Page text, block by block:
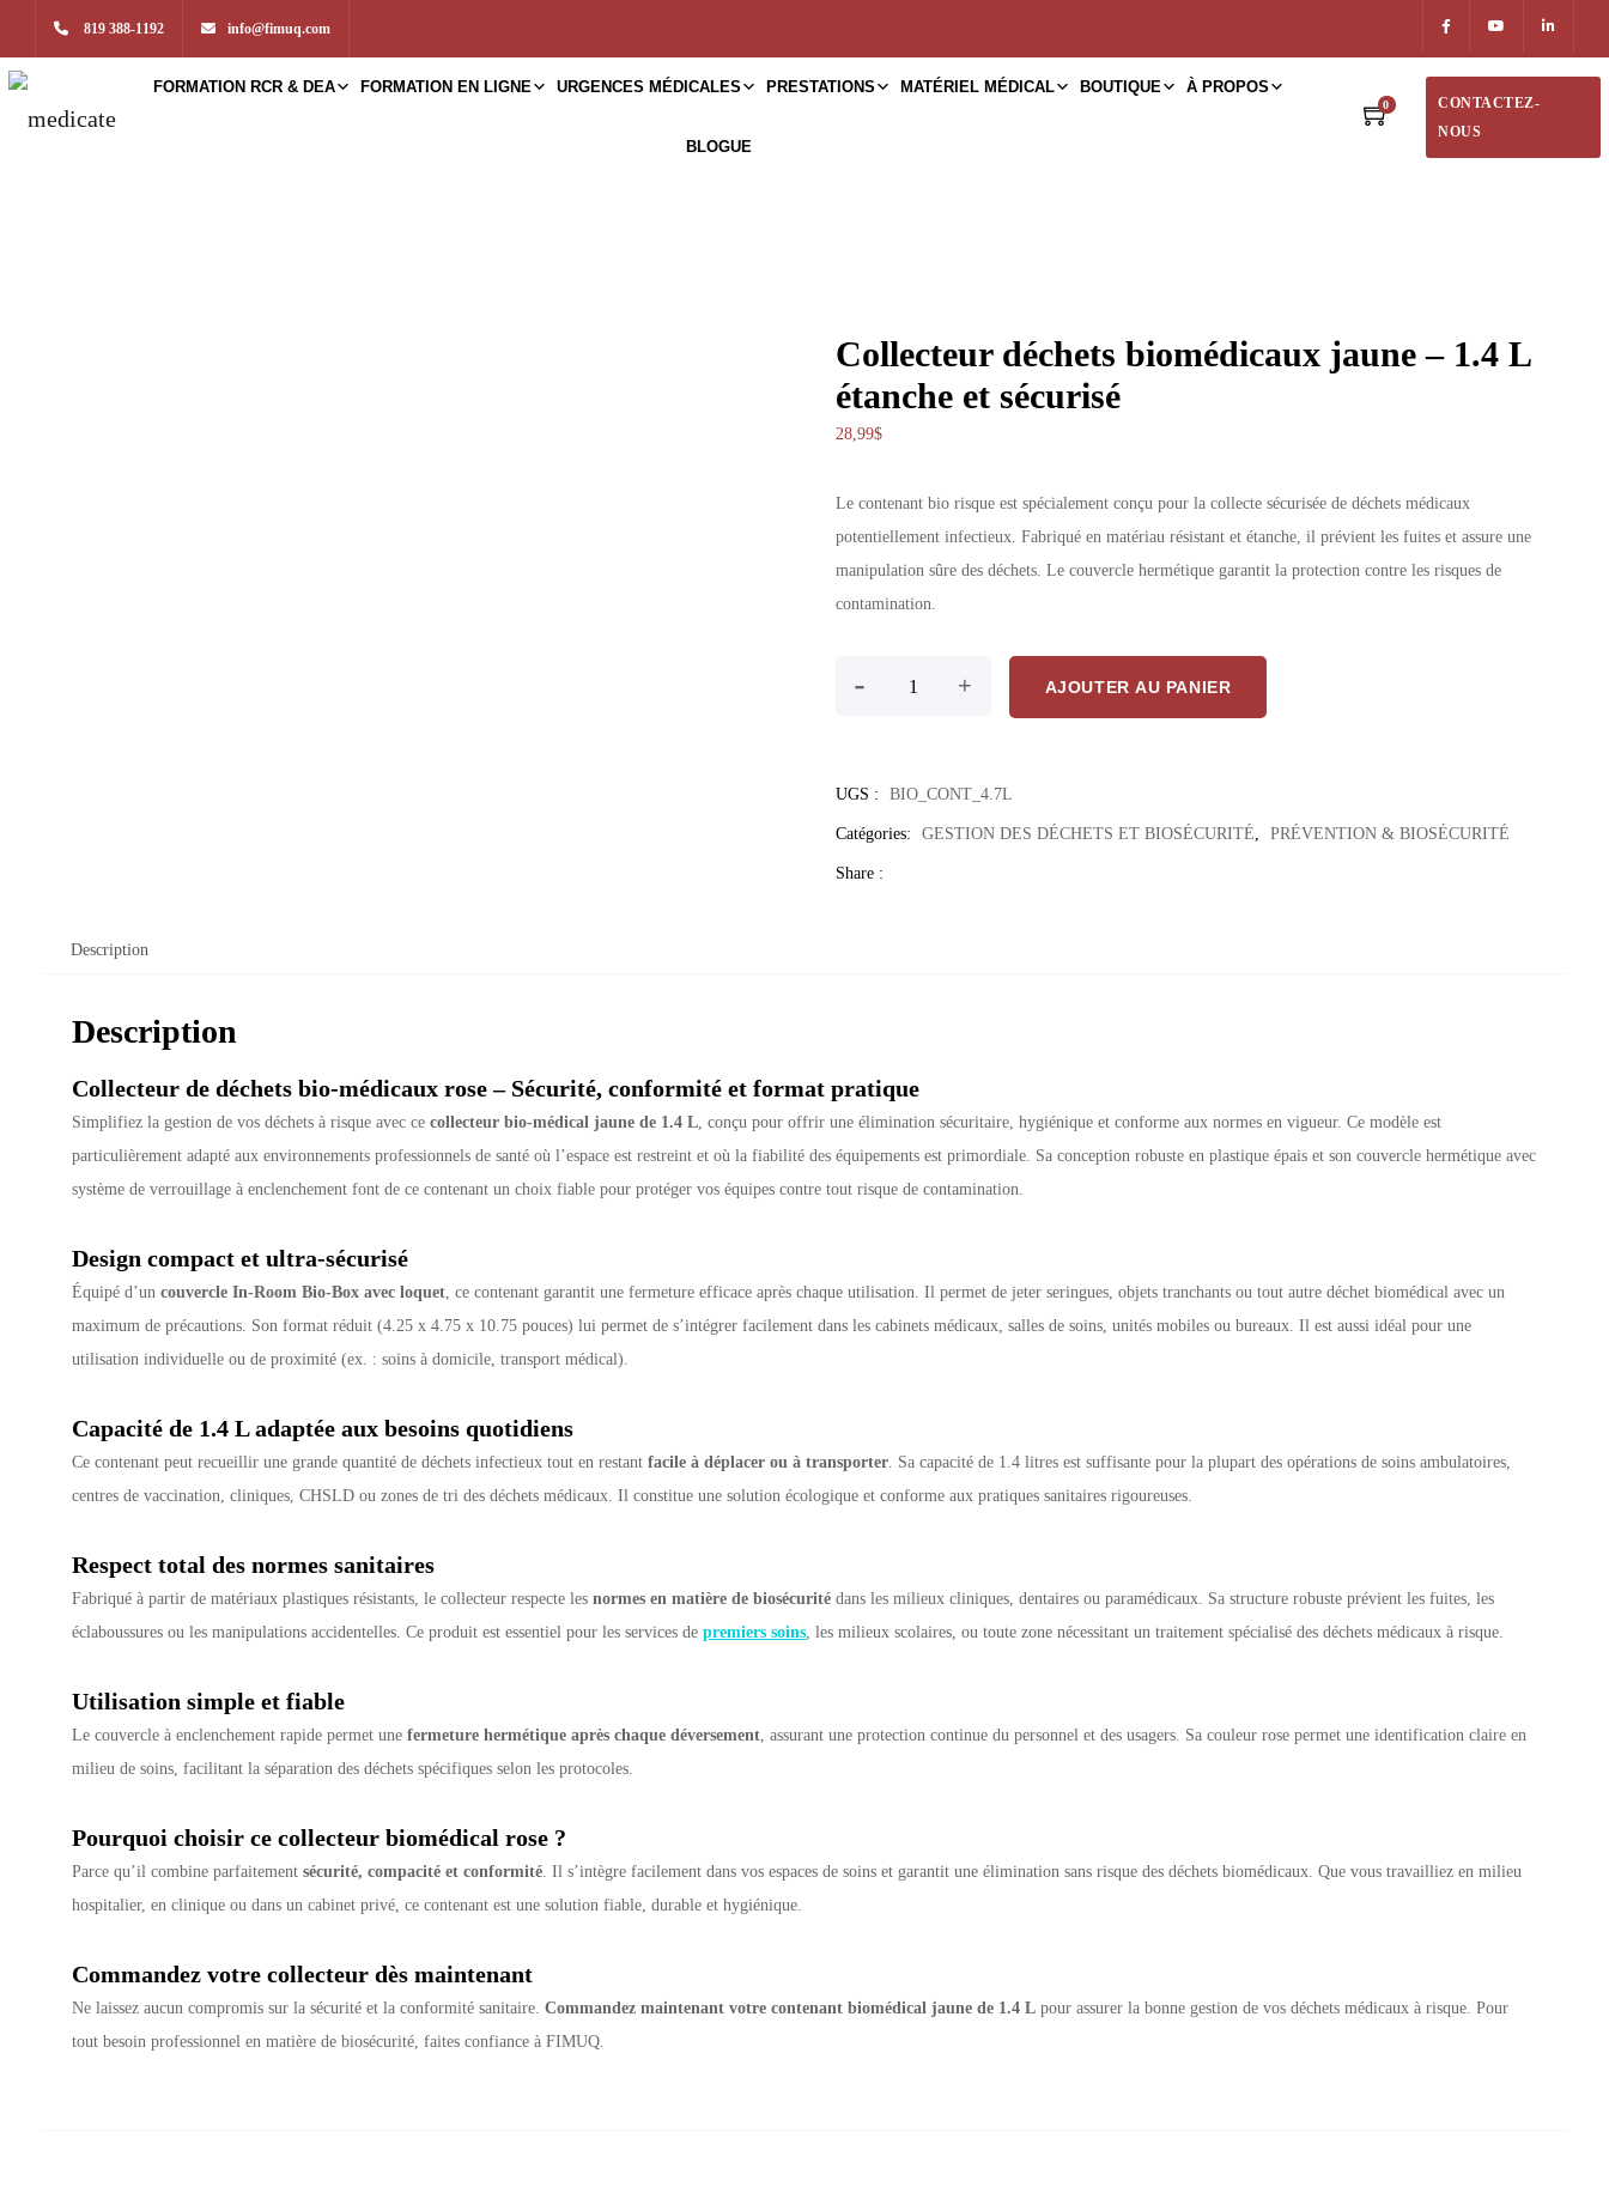
819 388-1192 info@fimuq.com
FORMATION RCR & DEA FORMATION EN LIGNE URGENCES MÉDICALES PRESTATIONS MATÉRIEL MÉDICAL BOUTIQUE À PROPOS
BLOGUE
0
CONTACTEZ-
NOUS
Collecteur déchets biomédicaux jaune – 1.4 L
étanche et sécurisé
28,99$
Le contenant bio risque est spécialement conçu pour la collecte sécurisée de déchets médicaux
potentiellement infectieux. Fabriqué en matériau résistant et étanche, il prévient les fuites et assure une
manipulation sûre des déchets. Le couvercle hermétique garantit la protection contre les risques de
contamination.
- + AJOUTER AU PANIER
UGS : BIO_CONT_4.7L
Catégories: GESTION DES DÉCHETS ET BIOSÉCURITÉ PRÉVENTION & BIOSÉCURITÉ
Share :
Description
Description
Collecteur de déchets bio-médicaux rose – Sécurité, conformité et format pratique
Simplifiez la gestion de vos déchets à risque avec cecollecteur bio-médical jaune de 1.4 L , conçu pour offrir une élimination sécuritaire, hygiénique et conforme aux normes en vigueur. Ce modèle est
particulièrement adapté aux environnements professionnels de santé où l’espace est restreint et où la fiabilité des équipements est primordiale. Sa conception robuste en plastique épais et son couvercle hermétique avec
système de verrouillage à enclenchement font de ce contenant un choix fiable pour protéger vos équipes contre tout risque de contamination.
Design compact et ultra-sécurisé
Équipé d’uncouvercle In-Room Bio-Box avec loquet , ce contenant garantit une fermeture efficace après chaque utilisation. Il permet de jeter seringues, objets tranchants ou tout autre déchet biomédical avec un
maximum de précautions. Son format réduit (4.25 x 4.75 x 10.75 pouces) lui permet de s’intégrer facilement dans les cabinets médicaux, salles de soins, unités mobiles ou bureaux. Il est aussi idéal pour une
utilisation individuelle ou de proximité (ex. : soins à domicile, transport médical).
Capacité de 1.4 L adaptée aux besoins quotidiens
Ce contenant peut recueillir une grande quantité de déchets infectieux tout en restantfacile à déplacer ou à transporter . Sa capacité de 1.4 litres est suffisante pour la plupart des opérations de soins ambulatoires,
centres de vaccination, cliniques, CHSLD ou zones de tri des déchets médicaux. Il constitue une solution écologique et conforme aux pratiques sanitaires rigoureuses.
Respect total des normes sanitaires
Fabriqué à partir de matériaux plastiques résistants, le collecteur respecte lesnormes en matière de biosécurité dans les milieux cliniques, dentaires ou paramédicaux. Sa structure robuste prévient les fuites, les
éclaboussures ou les manipulations accidentelles. Ce produit est essentiel pour les services depremiers soins , les milieux scolaires, ou toute zone nécessitant un traitement spécialisé des déchets médicaux à risque.
Utilisation simple et fiable
Le couvercle à enclenchement rapide permet unefermeture hermétique après chaque déversement , assurant une protection continue du personnel et des usagers. Sa couleur rose permet une identification claire en
milieu de soins, facilitant la séparation des déchets spécifiques selon les protocoles.
Pourquoi choisir ce collecteur biomédical rose ?
Parce qu’il combine parfaitementsécurité, compacité et conformité . Il s’intègre facilement dans vos espaces de soins et garantit une élimination sans risque des déchets biomédicaux. Que vous travailliez en milieu
hospitalier, en clinique ou dans un cabinet privé, ce contenant est une solution fiable, durable et hygiénique.
Commandez votre collecteur dès maintenant
Ne laissez aucun compromis sur la sécurité et la conformité sanitaire.Commandez maintenant votre contenant biomédical jaune de 1.4 L pour assurer la bonne gestion de vos déchets médicaux à risque. Pour
tout besoin professionnel en matière de biosécurité, faites confiance à FIMUQ.